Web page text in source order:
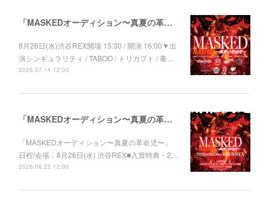
「MASKEDオーディション〜真夏の革命児〜」出演者決定！
8月26日(水)渋谷REX開場 15:30 / 開演 16:00▼出
演シンギュラリティ / TABOO / トリカブト / 毒…
2026.07.14 12:00
「MASKEDオーディション〜真夏の革命児〜」開催決定！
「MASKEDオーディション〜真夏の革命児〜」
日程/会場：8月26日(水) 渋谷REX■入賞特典・2…
2026.06.22 12:00